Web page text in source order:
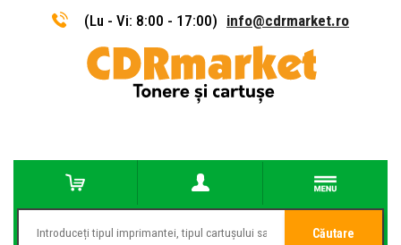
(Lu - Vi: 8:00 - 17:00) info@cdrmarket.ro
Căutare